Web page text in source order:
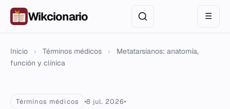
Wikcionario ☰
Inicio › Términos médicos ›
Metatarsianos: anatomía,
función y clínica
Términos médicos 8 jul. 2026